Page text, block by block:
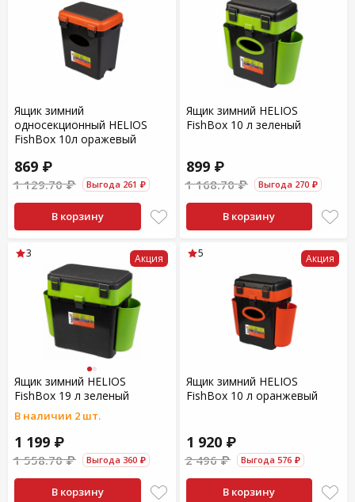
Ящик зимний
односекционный HELIOS
FishBox 10л оражевый
869 ₽
1 129.70 ₽ Выгода 261 ₽
В корзину
Ящик зимний HELIOS
FishBox 10 л зеленый
899 ₽
1 168.70 ₽ Выгода 270 ₽
В корзину
Акция
Ящик зимний HELIOS
FishBox 19 л зеленый
В наличии 2 шт.
1 199 ₽
1 558.70 ₽ Выгода 360 ₽
В корзину
3 Акция
Ящик зимний HELIOS
FishBox 10 л оранжевый
1 920 ₽
2 496 ₽ Выгода 576 ₽
В корзину
5